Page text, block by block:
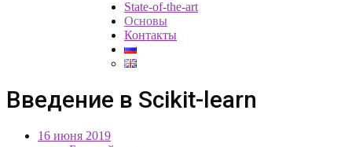
State-of-the-art
Основы
Контакты
Введение в Scikit-learn
16 июня 2019